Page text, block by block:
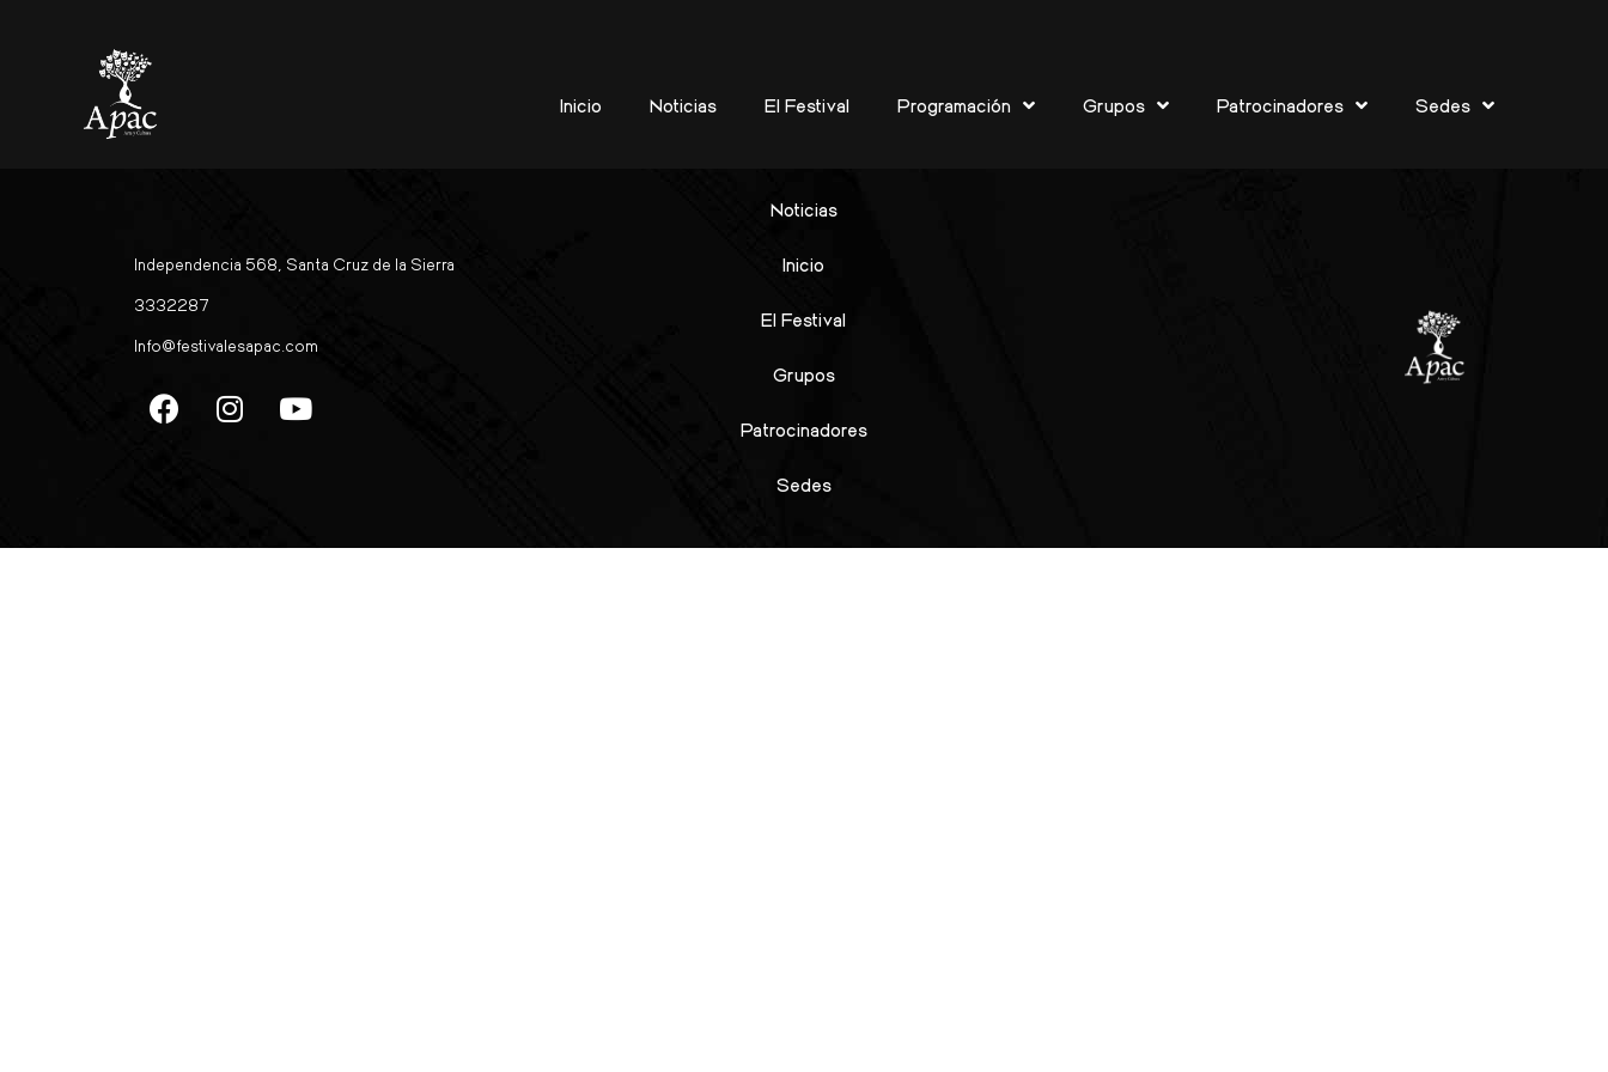
Inicio Noticias El Festival Programación Grupos Patrocinadores Sedes
La Barroca del Suquía
Independencia 568, Santa Cruz de la Sierra
3332287
Info@festivalesapac.com
Noticias
Inicio
El Festival
Grupos
Patrocinadores
Sedes